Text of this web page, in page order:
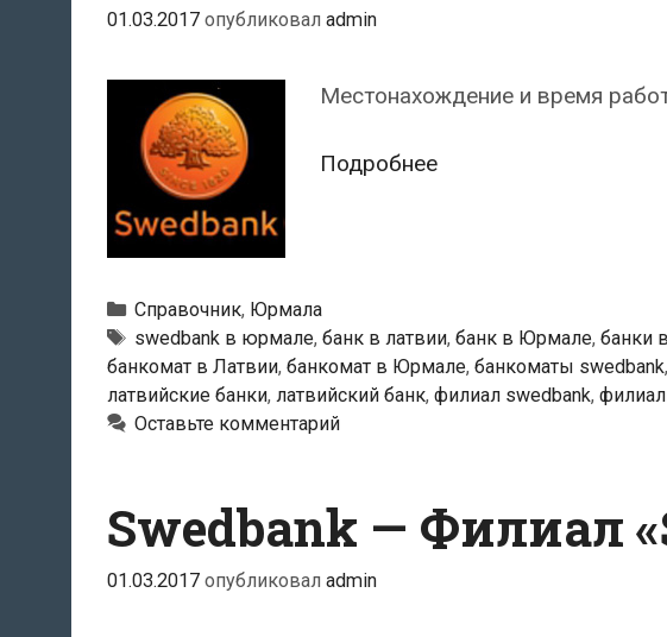
01.03.2017 опубликовал admin
Местонахождение и время
ПодробнееSwedbank
Рубрики
Справочник, Юрмала
Тэги
swedbank в юрмале, банк в латвии, банк в Юрмале, банки
банкомат в Латвии, банкомат в Юрмале, банкоматы swedbank,
латвийские банки, латвийский банк, филиал swedbank,
Оставьте комментарий
Swedbank — Филиал
01.03.2017 опубликовал admin